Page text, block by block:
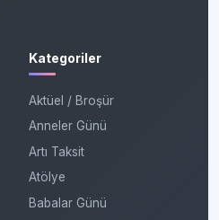
Kategoriler
Aktüel / Broşür
Anneler Günü
Artı Taksit
Atölye
Babalar Günü